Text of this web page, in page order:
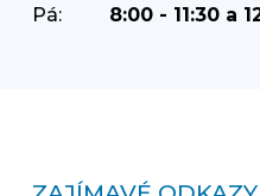
Pá:
8:00 - 11:30 a